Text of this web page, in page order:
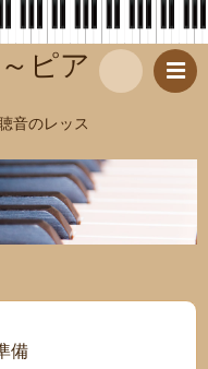
ピア
音のレッス
索
備